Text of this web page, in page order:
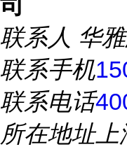
联系人 华
联系手机
联系电话
所在地址上